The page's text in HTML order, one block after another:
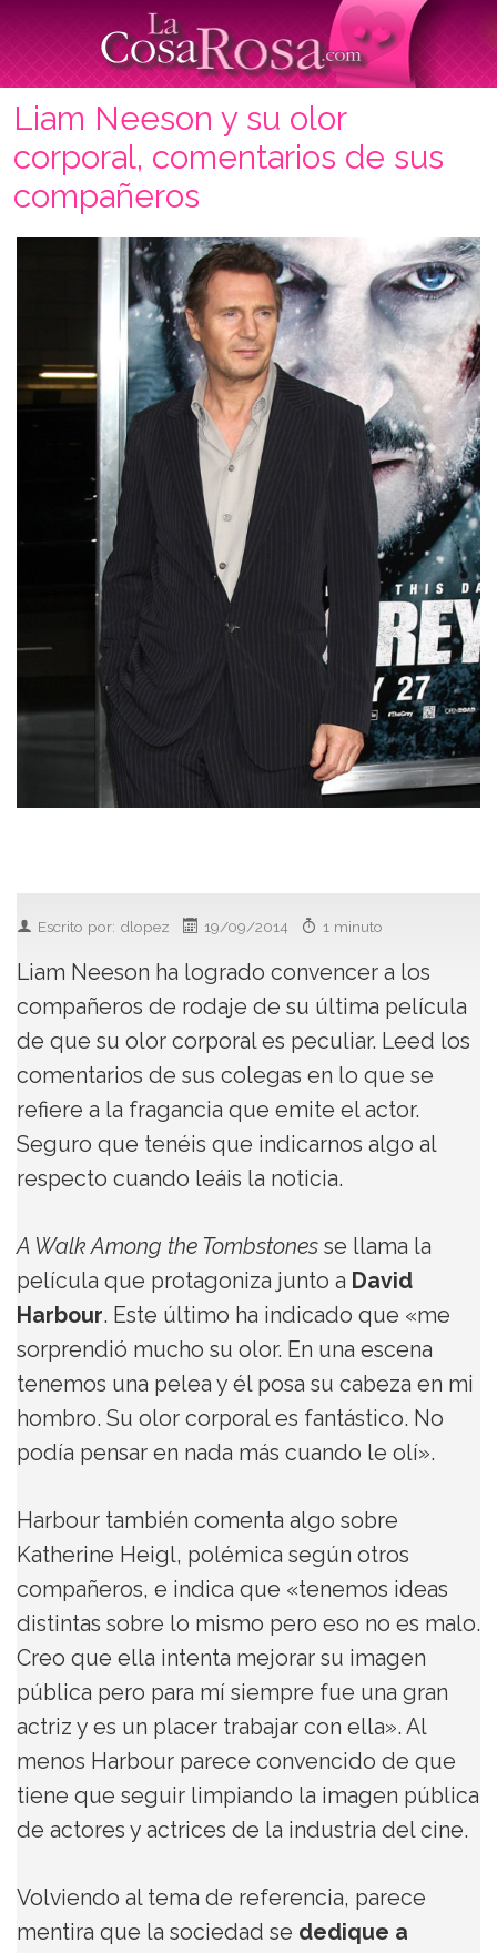
Liam Neeson y su olor
corporal, comentarios de sus
compañeros
Escrito por: dlopez 19/09/2014 1 minuto
Liam Neeson ha logrado convencer a los
compañeros de rodaje de su última película
de que su olor corporal es peculiar. Leed los
comentarios de sus colegas en lo que se
refiere a la fragancia que emite el actor.
Seguro que tenéis que indicarnos algo al
respecto cuando leáis la noticia.
A Walk Among the Tombstones se llama la
película que protagoniza junto a David
Harbour. Este último ha indicado que «me
sorprendió mucho su olor. En una escena
tenemos una pelea y él posa su cabeza en mi
hombro. Su olor corporal es fantástico. No
podía pensar en nada más cuando le olí».
Harbour también comenta algo sobre
Katherine Heigl, polémica según otros
compañeros, e indica que «tenemos ideas
distintas sobre lo mismo pero eso no es malo.
Creo que ella intenta mejorar su imagen
pública pero para mí siempre fue una gran
actriz y es un placer trabajar con ella». Al
menos Harbour parece convencido de que
tiene que seguir limpiando la imagen pública
de actores y actrices de la industria del cine.
Volviendo al tema de referencia, parece
mentira que la sociedad se dedique a